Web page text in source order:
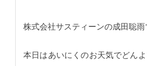
株式会社サスティーンの成田聡
本日はあいにくのお天気でどん